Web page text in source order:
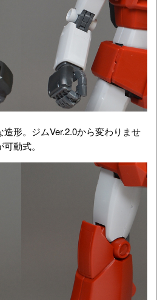
形。ジムVer.2.0から変わりませ
動式。